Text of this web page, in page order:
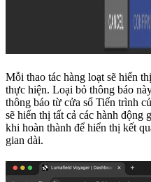
Mỗi thao tác hàng loạt sẽ hiển
thực hiện. Loại bỏ thông báo
thông báo từ cửa sổ Tiến trình
sẽ hiển thị tất cả các hành động
khi hoàn thành để hiển thị kết
gian dài.